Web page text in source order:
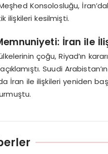
Konsolosluğu,
ilişkileri kesilmişti.
İran ile
çoğu, Riyad’ın
Suudi
İran ile ilişkileri yeniden